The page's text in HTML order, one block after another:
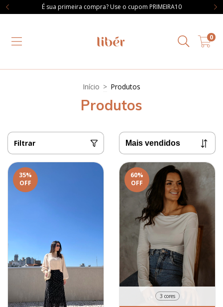
É sua primeira compra? Use o cupom PRIMEIRA10
0
Início > Produtos
Produtos
Filtrar
35%
OFF
60%
OFF
3 cores